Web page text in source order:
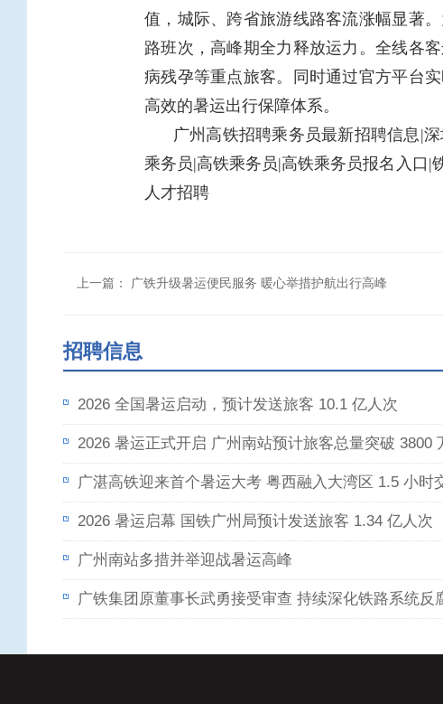
值，城际、跨省旅游线路客流涨幅显著
路班次，高峰期全力释放运力。全线各
病残孕等重点旅客。同时通过官方平台
高效的暑运出行保障体系。
广州高铁招聘乘务员最新招聘信息|
乘务员|高铁乘务员|高铁乘务员报名入口|
人才招聘
上一篇： 广铁升级暑运便民服务 暖心举措护航出行高峰
招聘信息
2026 全国暑运启动，预计发送旅客 10.1 亿人次
2026 暑运正式开启 广州南站预计旅客总量突破 3800
广湛高铁迎来首个暑运大考 粤西融入大湾区 1.5 小时
2026 暑运启幕 国铁广州局预计发送旅客 1.34 亿人次
广州南站多措并举迎战暑运高峰
广铁集团原董事长武勇接受审查 持续深化铁路系统反